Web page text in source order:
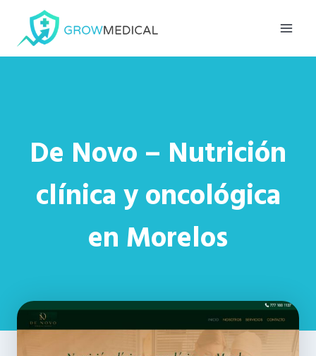
contenido
De Novo – Nutrición
clínica y oncológica
en Morelos